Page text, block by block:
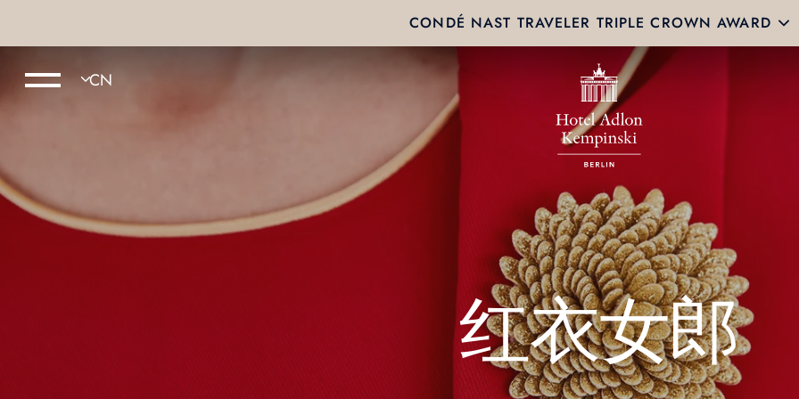
CONDÉ NAST TRAVELER TRIPLE CROWN AWARD
红衣女郎